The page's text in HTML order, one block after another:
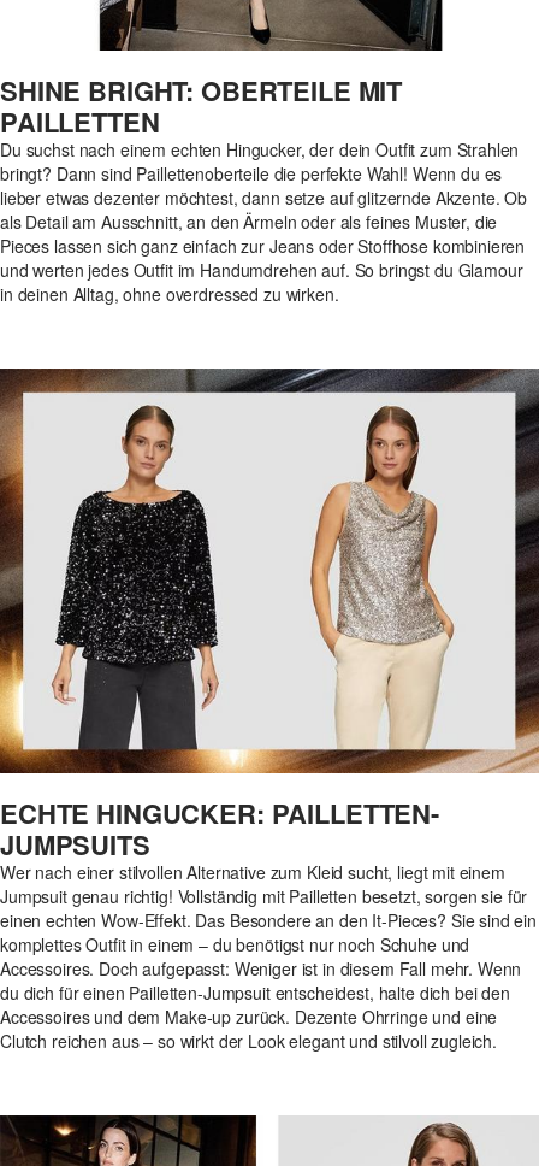
SHINE BRIGHT: OBERTEILE MIT
PAILLETTEN
Du suchst nach einem echten Hingucker, der dein Outfit zum Strahlen
bringt? Dann sind Paillettenoberteile die perfekte Wahl! Wenn du es
lieber etwas dezenter möchtest, dann setze auf glitzernde Akzente. Ob
als Detail am Ausschnitt, an den Ärmeln oder als feines Muster, die
Pieces lassen sich ganz einfach zur Jeans oder Stoffhose kombinieren
und werten jedes Outfit im Handumdrehen auf. So bringst du Glamour
in deinen Alltag, ohne overdressed zu wirken.
ECHTE HINGUCKER: PAILLETTEN-
JUMPSUITS
Wer nach einer stilvollen Alternative zum Kleid sucht, liegt mit einem
Jumpsuit genau richtig! Vollständig mit Pailletten besetzt, sorgen sie für
einen echten Wow-Effekt. Das Besondere an den It-Pieces? Sie sind ein
komplettes Outfit in einem – du benötigst nur noch Schuhe und
Accessoires. Doch aufgepasst: Weniger ist in diesem Fall mehr. Wenn
du dich für einen Pailletten-Jumpsuit entscheidest, halte dich bei den
Accessoires und dem Make-up zurück. Dezente Ohrringe und eine
Clutch reichen aus – so wirkt der Look elegant und stilvoll zugleich.